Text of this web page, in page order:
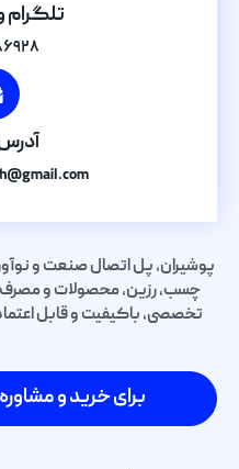
تلگرام
پوشیران، پل اتصال صنعت و
چسب، رزین، محصولات و
تخصصی، باکیفیت و قابل
برای خرید و مشاوره